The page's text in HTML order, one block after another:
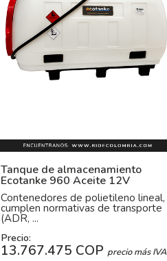
Tanque de almacenamiento
Ecotanke 960 Aceite 12V
Contenedores de polietileno lineal,
cumplen normativas de transporte
(ADR, ...
Precio:
13.767.475 COP precio más IVA